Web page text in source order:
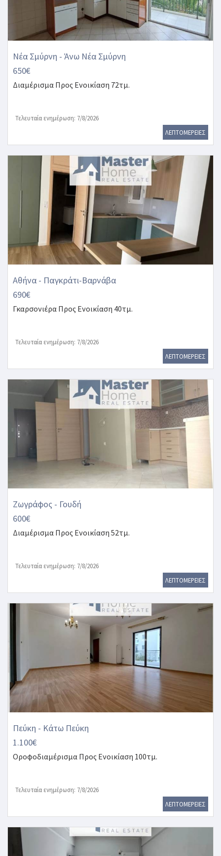
Νέα Σμύρνη - Άνω Νέα Σμύρνη
650€
Διαμέρισμα Προς Ενοικίαση 72τμ.
Τελευταία ενημέρωση: 7/8/2026
ΛΕΠΤΟΜΕΡΕΙΕΣ
Αθήνα - Παγκράτι-Βαρνάβα
690€
Γκαρσονιέρα Προς Ενοικίαση 40τμ.
Τελευταία ενημέρωση: 7/8/2026
ΛΕΠΤΟΜΕΡΕΙΕΣ
Ζωγράφος - Γουδή
600€
Διαμέρισμα Προς Ενοικίαση 52τμ.
Τελευταία ενημέρωση: 7/8/2026
ΛΕΠΤΟΜΕΡΕΙΕΣ
Πεύκη - Κάτω Πεύκη
1.100€
Οροφοδιαμέρισμα Προς Ενοικίαση 100τμ.
Τελευταία ενημέρωση: 7/8/2026
ΛΕΠΤΟΜΕΡΕΙΕΣ